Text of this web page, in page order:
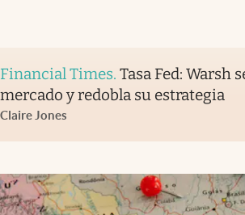
Financial Times. Tasa Fed: Warsh
mercado y redobla su estrategia
Claire Jones